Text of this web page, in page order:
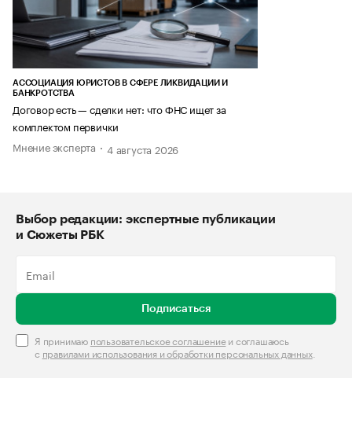
АССОЦИАЦИЯ ЮРИСТОВ В СФЕРЕ ЛИКВИДАЦИИ И
БАНКРОТСТВА
Договор есть — сделки нет: что ФНС ищет за
комплектом первички
Мнение эксперта
4 августа 2026
Выбор редакции: экспертные публикации
и Сюжеты РБК
Подписаться
Я принимаю пользовательское соглашениеи соглашаюсь
с правилами использования и обработки персональных данных.